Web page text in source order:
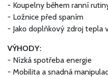
- Koupelny během ranní
- Ložnice před spaním
- Jako doplňkový zdroj tepla
VÝHODY:
- Nízká spotřeba energie
- Mobilita a snadná